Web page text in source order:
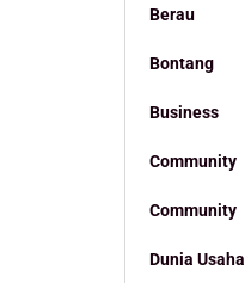
Berau
Bontang
Business
Community
Community
Dunia Usaha